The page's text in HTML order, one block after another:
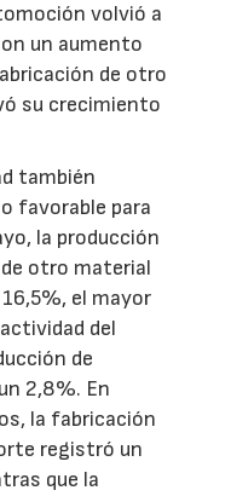
volvió a
un aumento
de otro
su crecimiento
también
favorable para
la producción
otro material
el mayor
del
de
2,8%. En
la fabricación
registró un
que la